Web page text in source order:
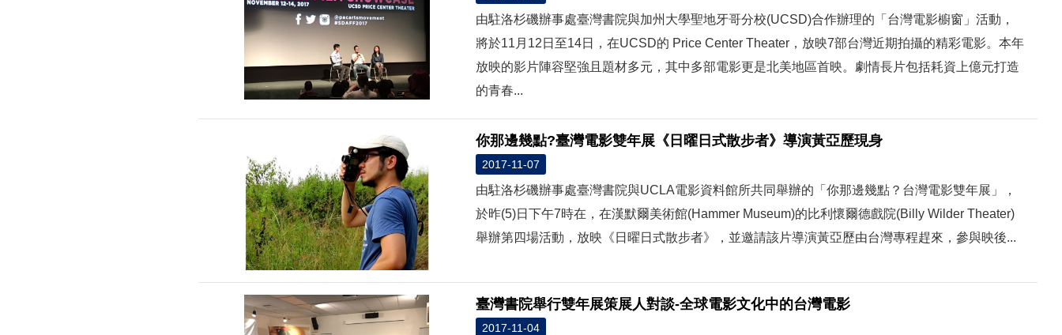
由駐洛杉磯辦事處臺灣書院與加州大學聖地牙哥分校(UCSD)合作辦理的「台灣電影櫥窗」活動，
將於11月12日至14日，在UCSD的 Price Center Theater，放映7部台灣近期拍攝的精彩電影。本年
放映的影片陣容堅強且題材多元，其中多部電影更是北美地區首映。劇情長片包括耗資上億元打造
的青春...
你那邊幾點?臺灣電影雙年展《日曜日式散步者》導演黃亞歷現身
2017-11-07
由駐洛杉磯辦事處臺灣書院與UCLA電影資料館所共同舉辦的「你那邊幾點？台灣電影雙年展」，
於昨(5)日下午7時在，在漢默爾美術館(Hammer Museum)的比利懷爾德戲院(Billy Wilder Theater)
舉辦第四場活動，放映《日曜日式散步者》，並邀請該片導演黃亞歷由台灣專程趕來，參與映後...
臺灣書院舉行雙年展策展人對談-全球電影文化中的台灣電影
2017-11-04